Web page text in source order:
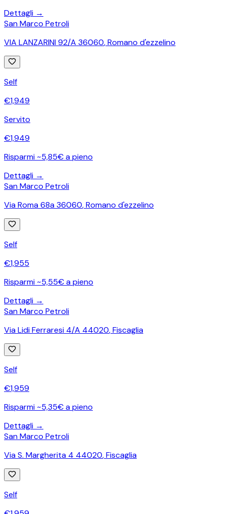
Dettagli →
San Marco Petroli
VIA LANZARINI 92/A 36060,Romano d'ezzelino
Self
€1,949
Servito
€1,949
Risparmi ~5,85€ a pieno
Dettagli →
San Marco Petroli
Via Roma 68a 36060,Romano d'ezzelino
Self
€1,955
Risparmi ~5,55€ a pieno
Dettagli →
San Marco Petroli
Via Lidi Ferraresi 4/A 44020,Fiscaglia
Self
€1,959
Risparmi ~5,35€ a pieno
Dettagli →
San Marco Petroli
Via S. Margherita 4 44020,Fiscaglia
Self